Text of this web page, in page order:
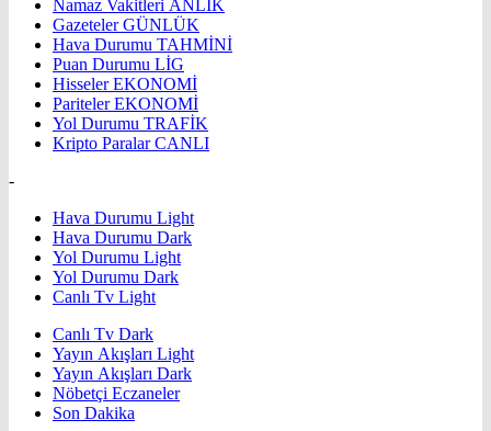
Namaz Vakitleri ANLIK
GazetelerGÜNLÜK
Hava Durumu TAHMİNİ
Puan Durumu LİG
HisselerEKONOMİ
ParitelerEKONOMİ
Yol Durumu TRAFİK
Kripto ParalarCANLI
-
Hava Durumu Light
Hava Durumu Dark
Yol Durumu Light
Yol Durumu Dark
Canlı Tv Light
Canlı Tv Dark
Yayın Akışları Light
Yayın Akışları Dark
Nöbetçi Eczaneler
Son Dakika